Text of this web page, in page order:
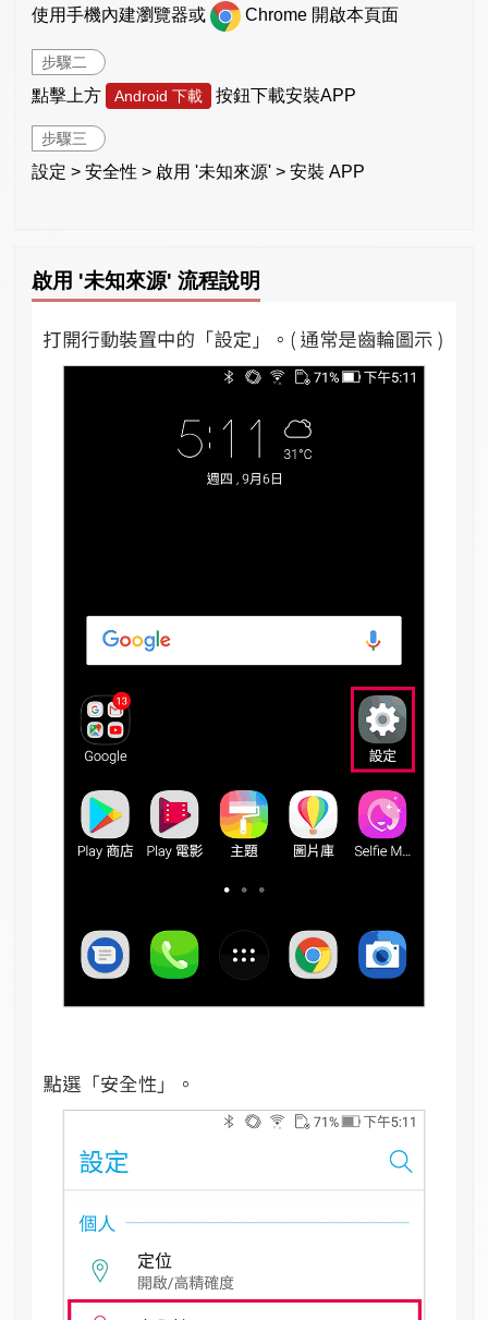
使用手機內建瀏覽器或 Chrome 開啟本頁面
步驟二
點擊上方 Android 下載 按鈕下載安裝APP
步驟三
設定 > 安全性 > 啟用 '未知來源' > 安裝 APP
啟用 '未知來源' 流程說明